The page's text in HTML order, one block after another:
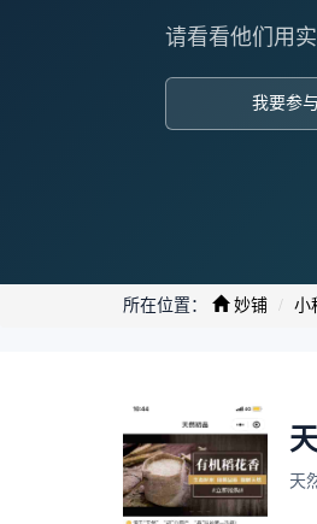
请看看他们用
我要参与
所在位置： 妙铺 小
天